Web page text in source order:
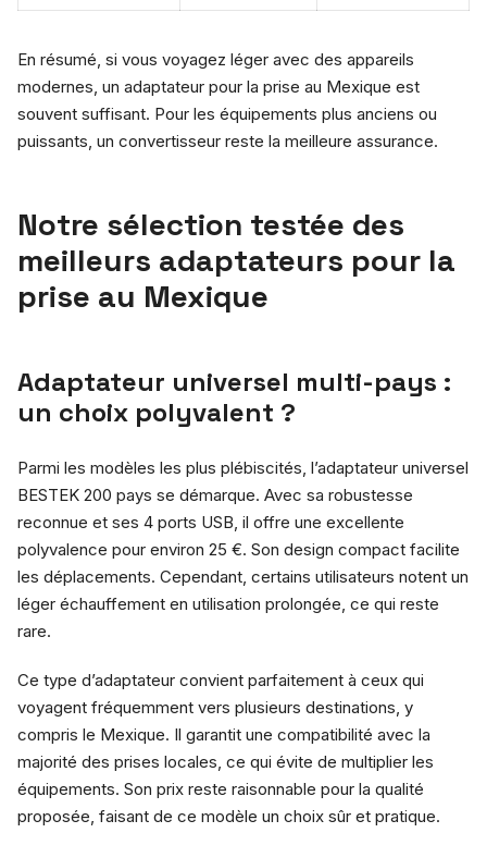
En résumé, si vous voyagez léger avec des appareils
modernes, un adaptateur pour la prise au Mexique est
souvent suffisant. Pour les équipements plus anciens ou
puissants, un convertisseur reste la meilleure assurance.
Notre sélection testée des
meilleurs adaptateurs pour la
prise au Mexique
Adaptateur universel multi-pays :
un choix polyvalent ?
Parmi les modèles les plus plébiscités, l’adaptateur universel
BESTEK 200 pays se démarque. Avec sa robustesse
reconnue et ses 4 ports USB, il offre une excellente
polyvalence pour environ 25 €. Son design compact facilite
les déplacements. Cependant, certains utilisateurs notent un
léger échauffement en utilisation prolongée, ce qui reste
rare.
Ce type d’adaptateur convient parfaitement à ceux qui
voyagent fréquemment vers plusieurs destinations, y
compris le Mexique. Il garantit une compatibilité avec la
majorité des prises locales, ce qui évite de multiplier les
équipements. Son prix reste raisonnable pour la qualité
proposée, faisant de ce modèle un choix sûr et pratique.